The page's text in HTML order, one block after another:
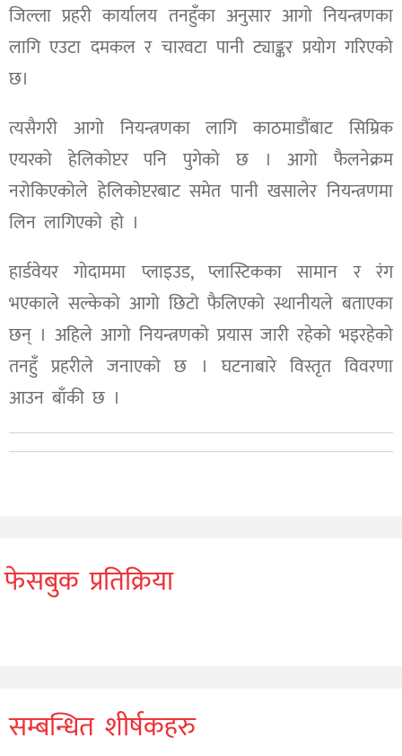
जिल्ला प्रहरी कार्यालय तनहुँका अनुसार आगो नियन्त्रणका
लागि एउटा दमकल र चारवटा पानी ट्याङ्कर प्रयोग गरिएको
छ।
त्यसैगरी आगो नियन्त्रणका लागि काठमाडौंबाट सिम्रिक
एयरको हेलिकोप्टर पनि पुगेको छ । आगो फैलनेक्रम
नरोकिएकोले हेलिकोप्टरबाट समेत पानी खसालेर नियन्त्रणमा
लिन लागिएको हो ।
हार्डवेयर गोदाममा प्लाइउड, प्लास्टिकका सामान र रंग
भएकाले सल्केको आगो छिटो फैलिएको स्थानीयले बताएका
छन् । अहिले आगो नियन्त्रणको प्रयास जारी रहेको भइरहेको
तनहुँ प्रहरीले जनाएको छ । घटनाबारे विस्तृत विवरणा
आउन बाँकी छ ।
फेसबुक प्रतिक्रिया
सम्बन्धित शीर्षकहरु